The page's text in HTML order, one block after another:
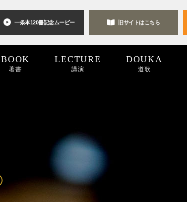
BOOK
著書
LECTURE
講演
DOUKA
道歌
一条本120冊記念ムービー 旧サイトはこちら